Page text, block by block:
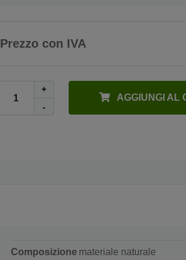
Prezzo con IVA
+
-
AGGIUNGI AL
Composizione materiale naturale